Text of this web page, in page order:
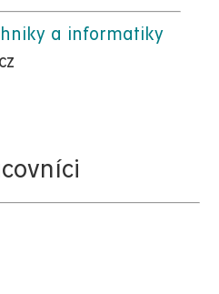
a informatiky